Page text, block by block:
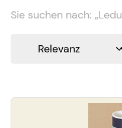
Sie suchen nach: „